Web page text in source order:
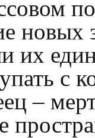
их
с
–